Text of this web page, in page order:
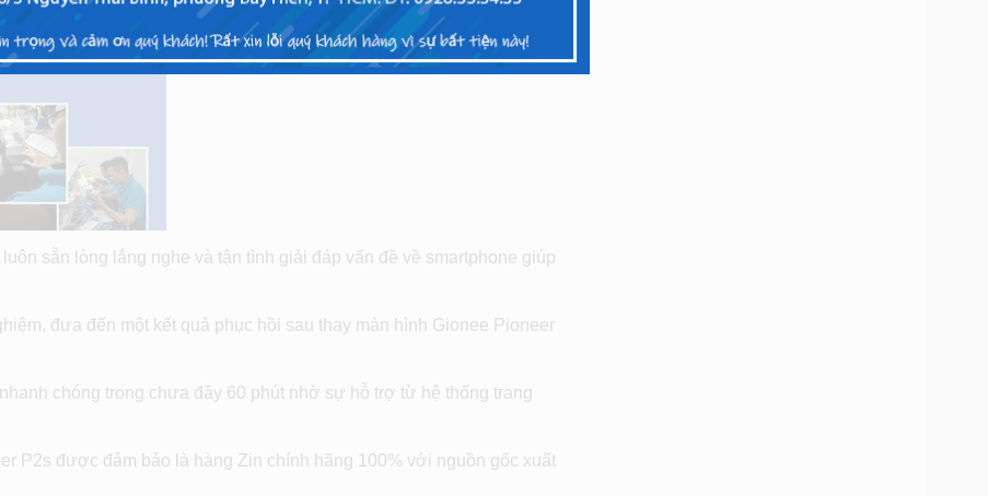
sẵn lòng lắng nghe và tận tình giải đáp vấn đề về smartphone giúp
đưa đến một kết quả phục hồi sau thay màn hình Gionee Pioneer
chóng trong chưa đầy 60 phút nhờ sự hỗ trợ từ hệ thống trang
P2s được đảm bảo là hàng Zin chính hãng 100% với nguồn gốc xuất